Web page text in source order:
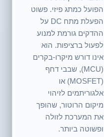
הפועל כמתג פיזי. פשוט
הפעלת מתח DC על
ההדקים גורמת למנוע
לפעול ברציפות. הוא
אינו דורש מיקרו-בקרים
(MCU), שבבי דחף
(MOSFET) או
אלגוריתמים לזיהוי
מיקום הרוטור, שהופך
את המערכת לזולה
ופשוטה ביותר.